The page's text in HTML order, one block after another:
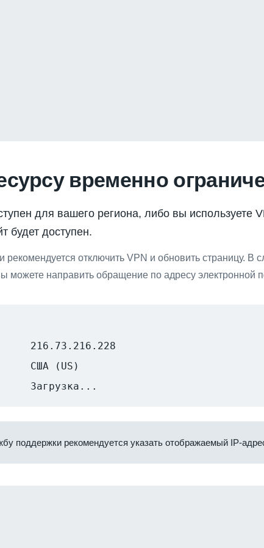
временно
для вашего региона, либо вы используете
будет доступен.
рекомендуется отключить VPN и обновить страницу. В
можете направить обращение по адресу электронной
216.73.216.228
США (US)
Загрузка...
поддержки рекомендуется указать отображаемый IP-